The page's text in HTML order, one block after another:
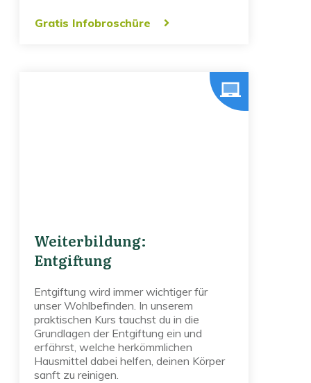
Gratis Infobroschüre
Weiterbildung:
Entgiftung
Entgiftung wird immer wichtiger für
unser Wohlbefinden. In unserem
praktischen Kurs tauchst du in die
Grundlagen der Entgiftung ein und
erfährst, welche herkömmlichen
Hausmittel dabei helfen, deinen Körper
sanft zu reinigen.